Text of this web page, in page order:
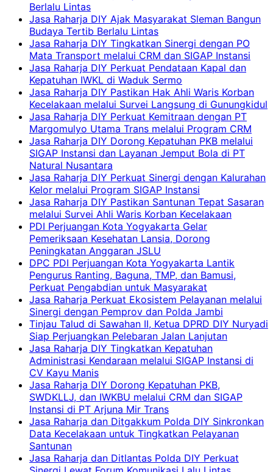
Berlalu Lintas
Jasa Raharja DIY Ajak Masyarakat Sleman Bangun
Budaya Tertib Berlalu Lintas
Jasa Raharja DIY Tingkatkan Sinergi dengan PO
Mata Transport melalui CRM dan SIGAP Instansi
Jasa Raharja DIY Perkuat Pendataan Kapal dan
Kepatuhan IWKL di Waduk Sermo
Jasa Raharja DIY Pastikan Hak Ahli Waris Korban
Kecelakaan melalui Survei Langsung di Gunungkidul
Jasa Raharja DIY Perkuat Kemitraan dengan PT
Margomulyo Utama Trans melalui Program CRM
Jasa Raharja DIY Dorong Kepatuhan PKB melalui
SIGAP Instansi dan Layanan Jemput Bola di PT
Natural Nusantara
Jasa Raharja DIY Perkuat Sinergi dengan Kalurahan
Kelor melalui Program SIGAP Instansi
Jasa Raharja DIY Pastikan Santunan Tepat Sasaran
melalui Survei Ahli Waris Korban Kecelakaan
PDI Perjuangan Kota Yogyakarta Gelar
Pemeriksaan Kesehatan Lansia, Dorong
Peningkatan Anggaran JSLU
DPC PDI Perjuangan Kota Yogyakarta Lantik
Pengurus Ranting, Baguna, TMP, dan Bamusi,
Perkuat Pengabdian untuk Masyarakat
Jasa Raharja Perkuat Ekosistem Pelayanan melalui
Sinergi dengan Pemprov dan Polda Jambi
Tinjau Talud di Sawahan II, Ketua DPRD DIY Nuryadi
Siap Perjuangkan Pelebaran Jalan Lanjutan
Jasa Raharja DIY Tingkatkan Kepatuhan
Administrasi Kendaraan melalui SIGAP Instansi di
CV Kayu Manis
Jasa Raharja DIY Dorong Kepatuhan PKB,
SWDKLLJ, dan IWKBU melalui CRM dan SIGAP
Instansi di PT Arjuna Mir Trans
Jasa Raharja dan Ditgakkum Polda DIY Sinkronkan
Data Kecelakaan untuk Tingkatkan Pelayanan
Santunan
Jasa Raharja dan Ditlantas Polda DIY Perkuat